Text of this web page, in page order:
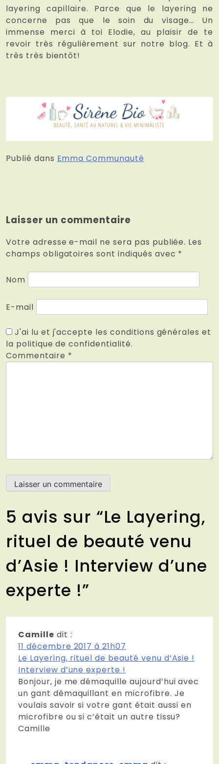
layering capillaire. Parce que le layering ne
concerne pas que le soin du visage… Un
immense merci à toi Elodie, au plaisir de te
revoir très régulièrement sur notre blog. Et à
très très bientôt!
Publié dans Emma Communauté
Laisser un commentaire
Votre adresse e-mail ne sera pas publiée. Les
champs obligatoires sont indiqués avec *
Nom
E-mail
J'ai lu et j'accepte les conditions générales et
la politique de confidentialité.
Commentaire *
5 avis sur “Le Layering,
rituel de beauté venu
d’Asie ! Interview d’une
experte !”
Camille dit :
11 décembre 2017 à 21h07
Le Layering, rituel de beauté venu d’Asie !
Interview d’une experte !
Bonjour, je me démaquille aujourd’hui avec
un gant démaquillant en microfibre. Je
voulais savoir si votre gant était aussi en
microfibre ou si c’était un autre tissu?
Camille